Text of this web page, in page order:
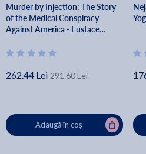
Murder by Injection: The Story
of the Medical Conspiracy
Against America - Eustace
262.44 Lei 291.60 Lei
Adaugă în coș